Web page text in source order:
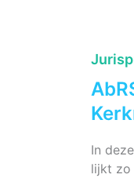
In
lijkt zo